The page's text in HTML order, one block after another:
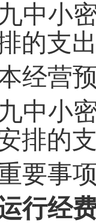
中小
的支
经营
中小
排的
要事
行经